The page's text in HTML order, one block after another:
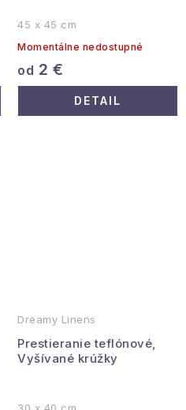
45 x 45 cm
Momentálne nedostupné
od 2 €
DETAIL
Dreamy Linens
Prestieranie teflónové,
Vyšívané krúžky